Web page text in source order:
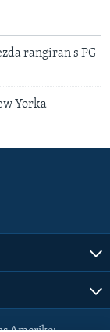
rangiran s PG-
Yorka